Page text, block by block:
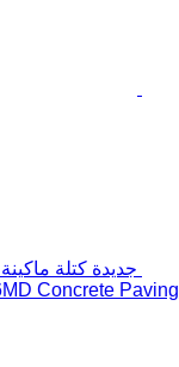
Concrete